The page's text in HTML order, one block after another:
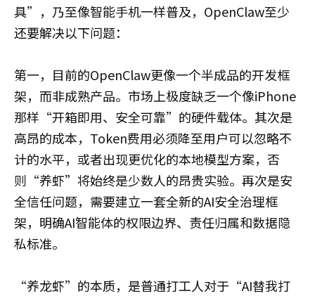
具”，乃至像智能手机一样普及，OpenClaw至少
还要解决以下问题：
第一，目前的OpenClaw更像一个半成品的开发框
架，而非成熟产品。市场上极度缺乏一个像iPhone
那样“开箱即用、安全可靠”的硬件载体。其次是
高昂的成本，Token费用必须降至用户可以忽略不
计的水平，或者出现更优化的本地模型方案，否
则“养虾”将始终是少数人的昂贵实验。再次是安
全信任问题，需要建立一套全新的AI安全治理框
架，明确AI智能体的权限边界、责任归属和数据隐
私标准。
“养龙虾”的本质，是普通打工人对于“AI替我打